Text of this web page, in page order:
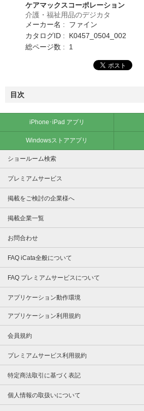
ケアマックスコーポレーション
介護・福祉用品のデジカタ
メーカー名 : ファイン
カタログID : K0457_0504_002
総ページ数 : 1
目次
iPhone･iPad アプリ
Windowsストアアプリ
ショールーム検索
プレミアムサービス
掲載をご検討の企業様へ
掲載企業一覧
お問合わせ
FAQ iCata全般について
FAQ プレミアムサービスについて
アプリケーション動作環境
アプリケーション利用規約
会員規約
プレミアムサービス利用規約
特定商法取引に基づく表記
個人情報の取扱いについて